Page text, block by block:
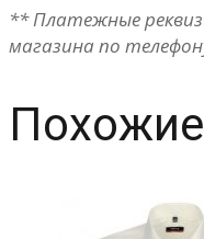
** Платежные
магазина по